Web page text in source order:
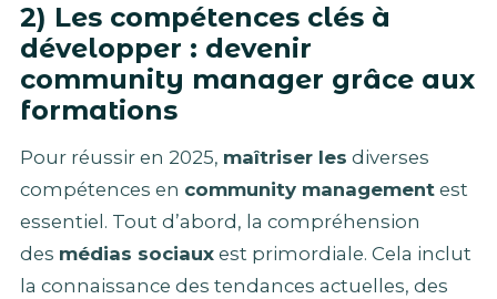
2) Les compétences clés à
développer : devenir
community manager grâce aux
formations
Pour réussir en 2025, maîtriser les diverses
compétences en community management est
essentiel. Tout d’abord, la compréhension
des médias sociaux est primordiale. Cela inclut
la connaissance des tendances actuelles, des